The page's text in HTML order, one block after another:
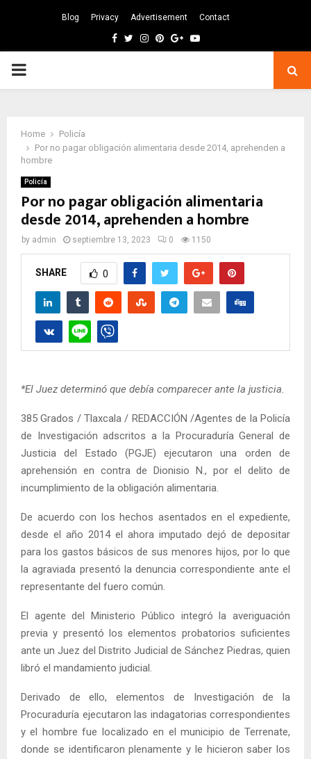
Blog Privacy Advertisement Contact
Facebook
TwitterInstagram
Pinterest
GoogleYoutube
PRIMARY
Home
Policía
Por no pagar obligación alimentaria desde 2014, aprehenden a
hombre
Policía
Por no pagar obligación alimentaria
desde 2014, aprehenden a hombre
by admin septiembre 13, 2023 0 1150
SHARE 0
*El Juez determinó que debía comparecer ante la justicia.
385 Grados / Tlaxcala / REDACCIÓN /Agentes de la Policía
de Investigación adscritos a la Procuraduría General de
Justicia del Estado (PGJE) ejecutaron una orden de
aprehensión en contra de Dionisio N., por el delito de
incumplimiento de la obligación alimentaria.
De acuerdo con los hechos asentados en el expediente,
desde el año 2014 el ahora imputado dejó de depositar
para los gastos básicos de sus menores hijos, por lo que
la agraviada presentó la denuncia correspondiente ante el
representante del fuero común.
El agente del Ministerio Público integró la averiguación
previa y presentó los elementos probatorios suficientes
ante un Juez del Distrito Judicial de Sánchez Piedras, quien
libró el mandamiento judicial.
Derivado de ello, elementos de Investigación de la
Procuraduría ejecutaron las indagatorias correspondientes
y el hombre fue localizado en el municipio de Terrenate,
donde se identificaron plenamente y le hicieron saber los